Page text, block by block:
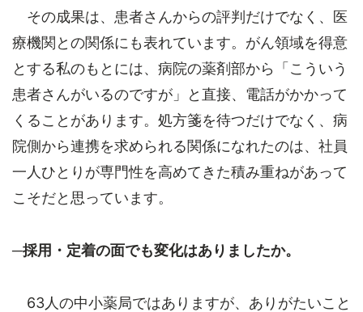
その成果は、患者さんからの評判だけでなく、医
療機関との関係にも表れています。がん領域を得意
とする私のもとには、病院の薬剤部から「こういう
患者さんがいるのですが」と直接、電話がかかって
くることがあります。処方箋を待つだけでなく、病
院側から連携を求められる関係になれたのは、社員
一人ひとりが専門性を高めてきた積み重ねがあって
こそだと思っています。
─採用・定着の面でも変化はありましたか。
63人の中小薬局ではありますが、ありがたいこと